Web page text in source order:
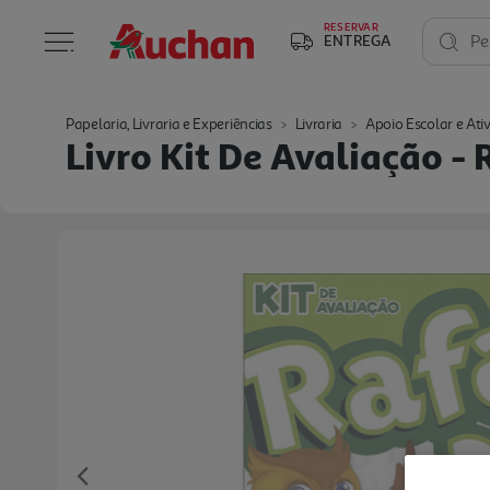
RESERVAR
ENTREGA
Papelaria, Livraria e Experiências Livraria Apoio Escolar e
Livro Kit De Avaliação -